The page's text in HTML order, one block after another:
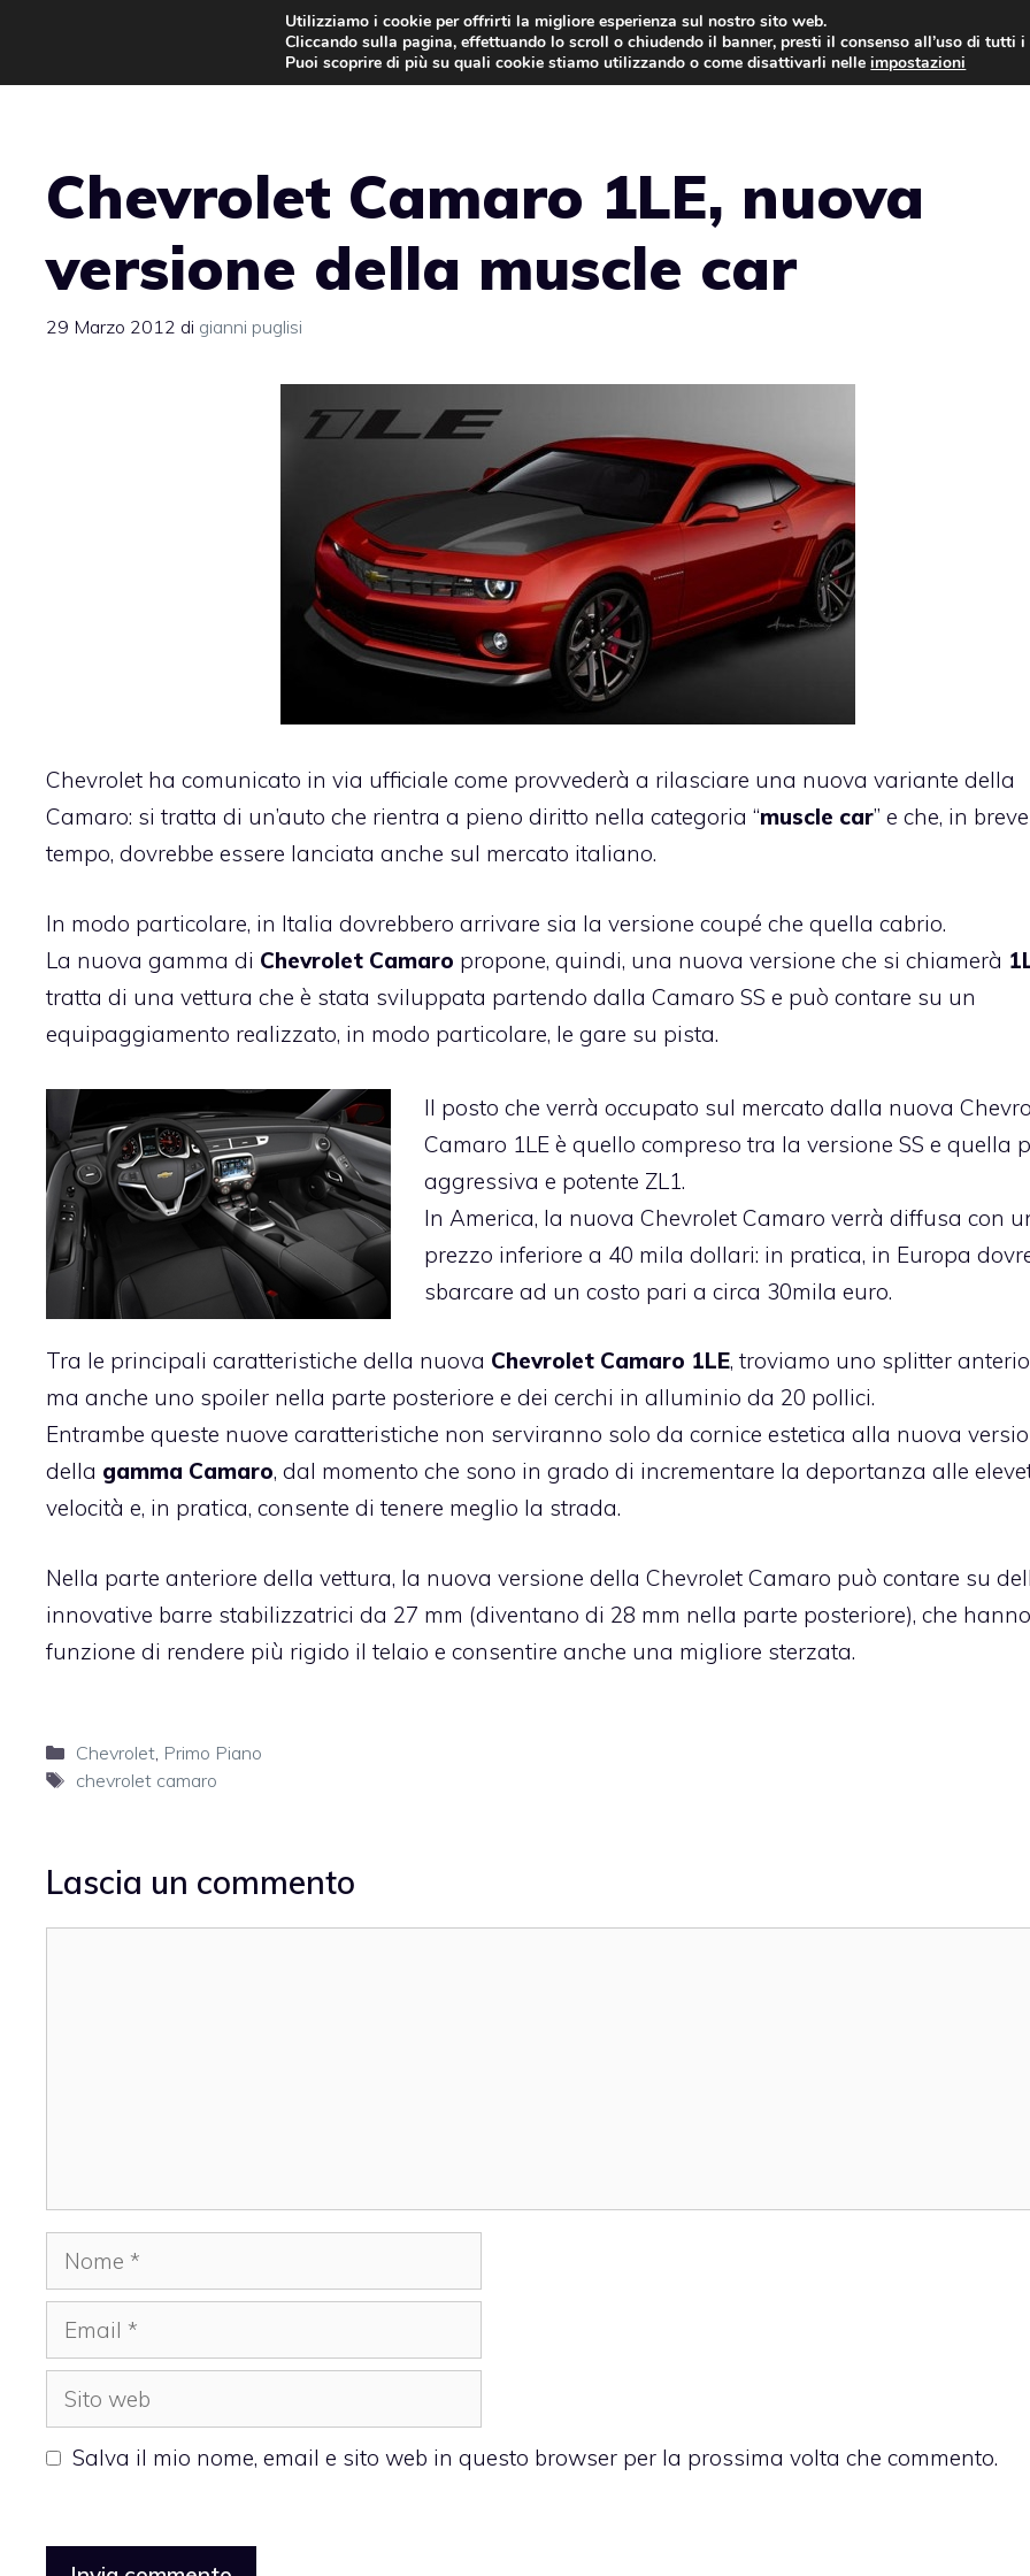
contenuto
AUTO NEWS
Chevrolet Camaro 1LE, nuova
versione della muscle car
29 Marzo 2012 di gianni puglisi
Chevrolet ha comunicato in via ufficiale come provvederà a rilasciare una nuova variante della
Camaro: si tratta di un’auto che rientra a pieno diritto nella categoria “muscle car” e che, in breve
tempo, dovrebbe essere lanciata anche sul mercato italiano.
In modo particolare, in Italia dovrebbero arrivare sia la versione coupé che quella cabrio.
La nuova gamma di Chevrolet Camaro propone, quindi, una nuova versione che si chiamerà
tratta di una vettura che è stata sviluppata partendo dalla Camaro SS e può contare su un
equipaggiamento realizzato, in modo particolare, le gare su pista.
Il posto che verrà occupato sul mercato dalla nuova
Camaro 1LE è quello compreso tra la versione SS e quella
aggressiva e potente ZL1.
In America, la nuova Chevrolet Camaro verrà diffusa con
prezzo inferiore a 40 mila dollari: in pratica, in Europa
sbarcare ad un costo pari a circa 30mila euro.
Tra le principali caratteristiche della nuova Chevrolet Camaro 1LE, troviamo uno splitter
ma anche uno spoiler nella parte posteriore e dei cerchi in alluminio da 20 pollici.
Entrambe queste nuove caratteristiche non serviranno solo da cornice estetica alla nuova
della gamma Camaro, dal momento che sono in grado di incrementare la deportanza alle
velocità e, in pratica, consente di tenere meglio la strada.
Nella parte anteriore della vettura, la nuova versione della Chevrolet Camaro può contare su
innovative barre stabilizzatrici da 27 mm (diventano di 28 mm nella parte posteriore), che
funzione di rendere più rigido il telaio e consentire anche una migliore sterzata.
Categorie
Chevrolet, Primo Piano
Tag
chevrolet camaro
Lascia un commento
Nome
Email
Sito
web
Salva il mio nome, email e sito web in questo browser per la prossima volta che commento.
Utilizziamo i cookie per offrirti la migliore esperienza sul nostro sito web.
Cliccando sulla pagina, effettuando lo scroll o chiudendo il banner, presti il consenso all’uso di tutti i
Puoi scoprire di più su quali cookie stiamo utilizzando o come disattivarli nelleimpostazioni